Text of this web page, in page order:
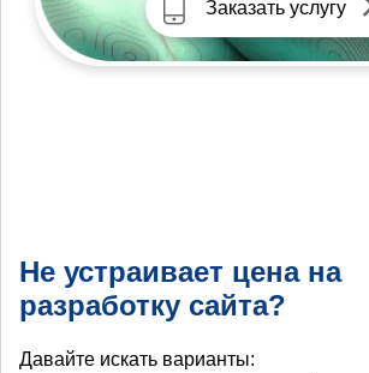
Заказать услугу
Не устраивает цена на
разработку сайта?
Давайте искать варианты: